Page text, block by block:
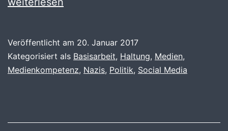
Veröffentlicht am 20. Januar 2017
Kategorisiert als Basisarbeit, Haltung, Medien,
Medienkompetenz, Nazis, Politik, Social Media